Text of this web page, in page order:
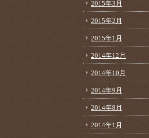
2015年3月
2015年2月
2015年1月
2014年12月
2014年10月
2014年9月
2014年8月
2014年1月